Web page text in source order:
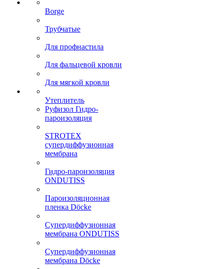
Borge
Трубчатые
Для профнастила
Для фальцевой кровли
Для мягкой кровли
Утеплитель
Руфизол Гидро-
пароизоляция
STROTEX
супердиффузионная
мембрана
Гидро-пароизоляция
ONDUTISS
Пароизоляционная
пленка Döcke
Супердиффузионная
мембрана ONDUTISS
Супердиффузионная
мембрана Döcke